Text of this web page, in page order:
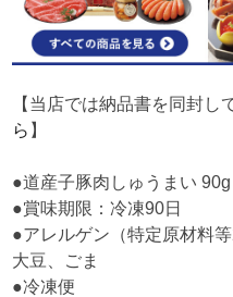
【当店では納品書を同封し
ら 】
●道産子豚肉しゅうまい
●賞味期限：冷凍90日
●アレルゲン（特定原材料
大豆、ごま
●冷凍便